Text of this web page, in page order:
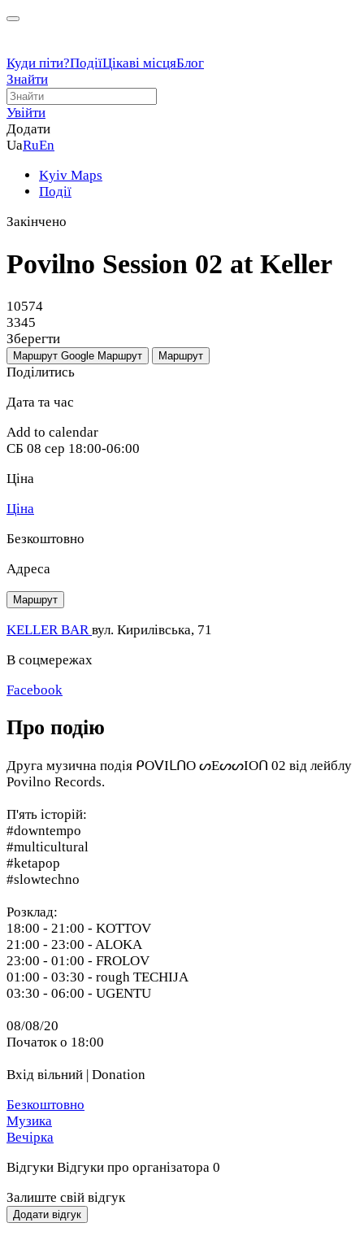
Куди піти?ПодіїЦікаві місцяБлог
Знайти
Увійти
Додати
UaRuEn
Kyiv Maps
Події
Закінчено
Povilno Session 02 at Keller
10574
3345
Зберегти
Маршрут Google Маршрут Маршрут
Поділитись
Дата та час
Add to calendar
СБ 08 сер 18:00-06:00
Ціна
Ціна
Безкоштовно
Адреса
Маршрут
KELLER BAR вул. Кирилівська, 71
В соцмережах
Facebook
Про подію
Друга музична подія ᑭOᐯIᒪᑎO ᔕEᔕᔕIOᑎ 02 від лейблу
Povilno Records.
П'ять історій:
#downtempo
#multicultural
#ketapop
#slowtechno
Розклад:
18:00 - 21:00 - KOTTOV
21:00 - 23:00 - ALOKA
23:00 - 01:00 - FROLOV
01:00 - 03:30 - rough TECHIJA
03:30 - 06:00 - UGENTU
08/08/20
Початок о 18:00
Вхід вільний | Donation
Безкоштовно
Музика
Вечірка
Відгуки Відгуки про організатора 0
Залиште свій відгук
Додати відгук